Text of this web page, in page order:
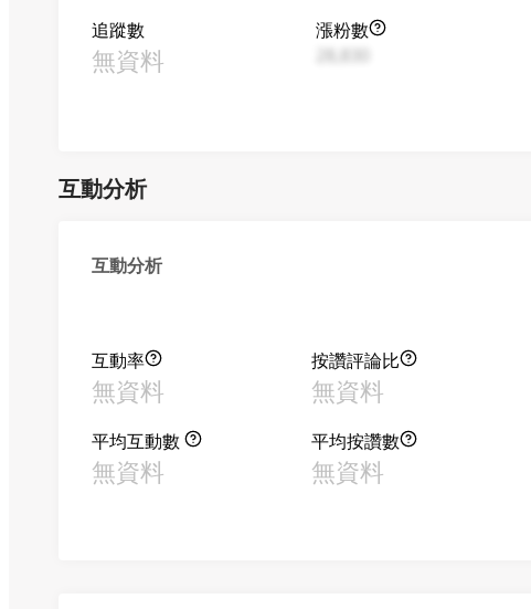
追蹤數
無資料
漲粉數
互動分析
互動分析
互動率
無資料
按讚評論比
無資料
平均互動數
無資料
平均按讚數
無資料